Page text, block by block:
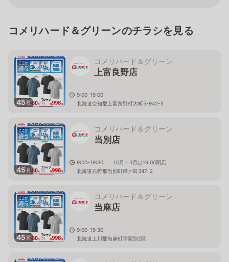
コメリハード＆グリーンのチラシを見る
45枚
コメリハード＆グリーン
上富良野店
9:00-19:00
北海道空知郡上富良野町大町5-942-5
45枚
コメリハード＆グリーン
当別店
9:00-19:30 10月～3月は19:00閉店
北海道石狩郡当別町樺戸町347-2
45枚
コメリハード＆グリーン
当麻店
9:00-19:30
北海道上川郡当麻町宇園別2区